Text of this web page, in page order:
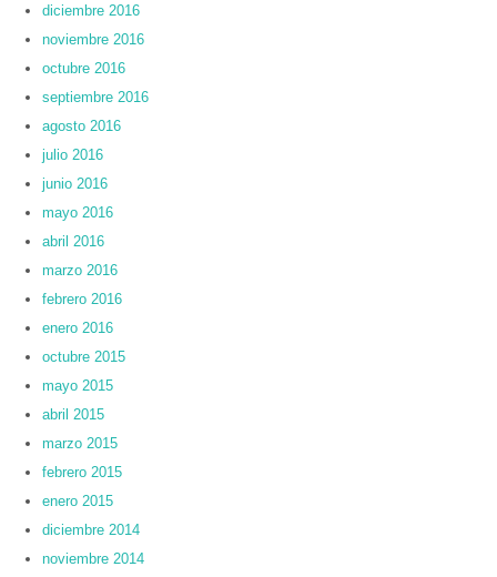
diciembre 2016
noviembre 2016
octubre 2016
septiembre 2016
agosto 2016
julio 2016
junio 2016
mayo 2016
abril 2016
marzo 2016
febrero 2016
enero 2016
octubre 2015
mayo 2015
abril 2015
marzo 2015
febrero 2015
enero 2015
diciembre 2014
noviembre 2014